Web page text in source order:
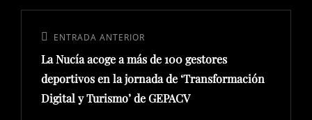
entradas
Entrada
anterior:
ENTRADA ANTERIOR
La Nucía acoge a más de 100 gestores
deportivos en la jornada de ‘Transformación
Digital y Turismo’ de GEPACV